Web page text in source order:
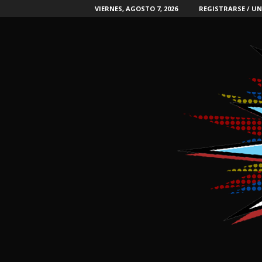
VIERNES, AGOSTO 7, 2026 REGISTRARSE /